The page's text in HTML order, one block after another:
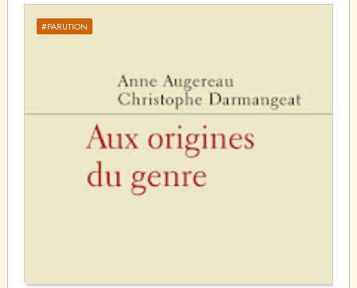
#PARUTION